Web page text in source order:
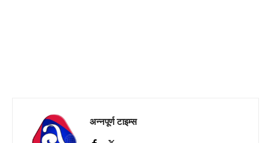
अन्नपूर्ण टाइम्स